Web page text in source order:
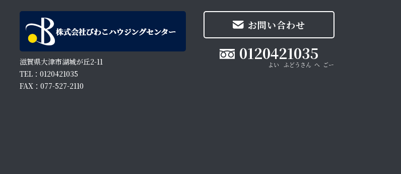
滋賀県大津市湖城が丘2-11
TEL：0120421035
FAX：077-527-2110
お問い合わせ
0120421035